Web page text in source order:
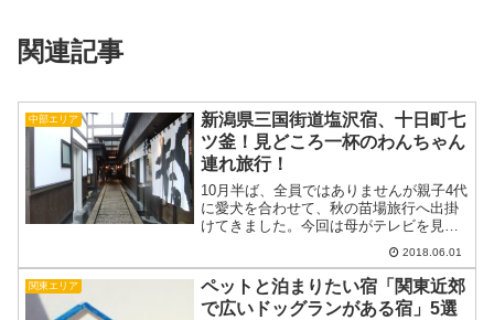
関連記事
中部エリア
新潟県三国街道塩沢宿、十日町七
ツ釜！見どころ一杯のわんちゃん
連れ旅行！
10月半ば、全員ではありませんが親子4代
に愛犬を合わせて、秋の苗場旅行へ出掛
けてきました。今回は母がテレビを見て
行ってみたいと言っていた塩沢宿と、名
匠石川雲蝶の彫刻を見学し、秋ならでは
の紅葉散策を楽しんできました。この記
事に登場する愛犬 蕾...
2018.06.01
関東エリア
ペットと泊まりたい宿「関東近郊
で広いドッグランがある宿」5選